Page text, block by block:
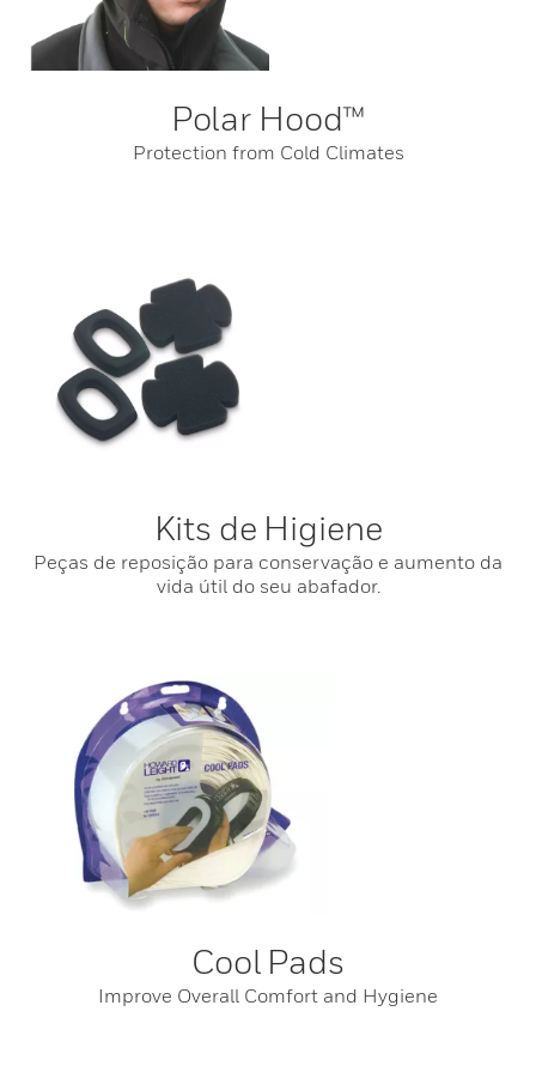
Polar Hood™
Protection from Cold Climates
Kits de Higiene
Peças de reposição para conservação e aumento da
vida útil do seu abafador.
Cool Pads
Improve Overall Comfort and Hygiene